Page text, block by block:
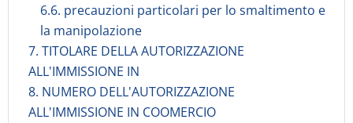
6.6. precauzioni particolari per lo smaltimento e
la manipolazione
7. TITOLARE DELLA AUTORIZZAZIONE
ALL'IMMISSIONE IN
8. NUMERO DELL'AUTORIZZAZIONE
ALL'IMMISSIONE IN COOMERCIO